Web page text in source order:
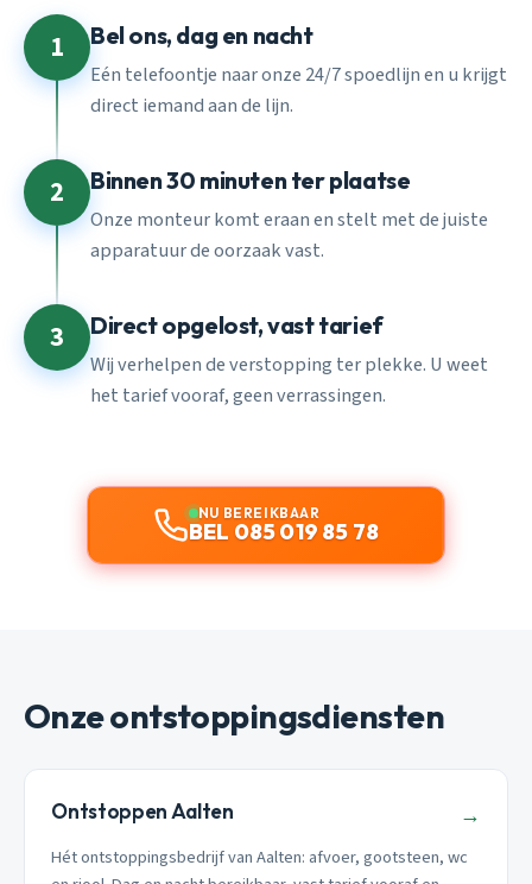
1 Bel ons, dag en nacht
Eén telefoontje naar onze 24/7 spoedlijn en u krijgt
direct iemand aan de lijn.
2 Binnen 30 minuten ter plaatse
Onze monteur komt eraan en stelt met de juiste
apparatuur de oorzaak vast.
3 Direct opgelost, vast tarief
Wij verhelpen de verstopping ter plekke. U weet
het tarief vooraf, geen verrassingen.
NU BEREIKBAAR
BEL 085 019 85 78
Onze ontstoppingsdiensten
Ontstoppen Aalten →
Hét ontstoppingsbedrijf van Aalten: afvoer, gootsteen, wc